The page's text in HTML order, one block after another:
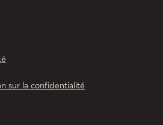
sur la confidentialité